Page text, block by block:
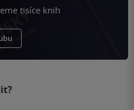
tisíce knih